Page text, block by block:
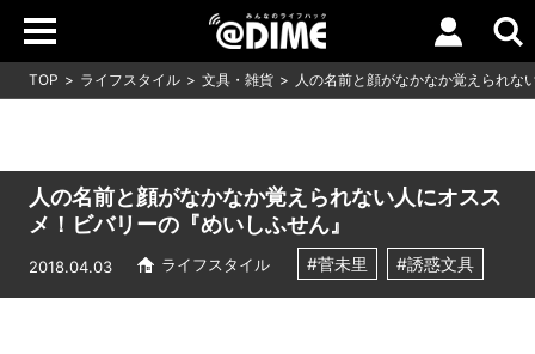
TOP ライフスタイル 文具・雑貨 人の名前と顔がなかなか覚えられな
人の名前と顔がなかなか覚えられない人にオスス
メ！ビバリーの『めいしふせん』
2018.04.03 ライフスタイル #菅未里 #誘惑文具